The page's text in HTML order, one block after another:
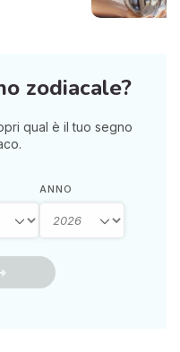
Ti invito a
o
tu sia alle
un devoto,
in modo
zodiacale?
qual è il tuo segno
ANNO